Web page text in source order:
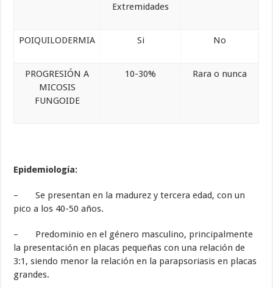
Extremidades
POIQUILODERMIA Si No
PROGRESIÓN A
MICOSIS
FUNGOIDE
10-30% Rara o nunca
Epidemiología:
– Se presentan en la madurez y tercera edad, con un
pico a los 40-50 años.
– Predominio en el género masculino, principalmente
la presentación en placas pequeñas con una relación de
3:1, siendo menor la relación en la parapsoriasis en placas
grandes.